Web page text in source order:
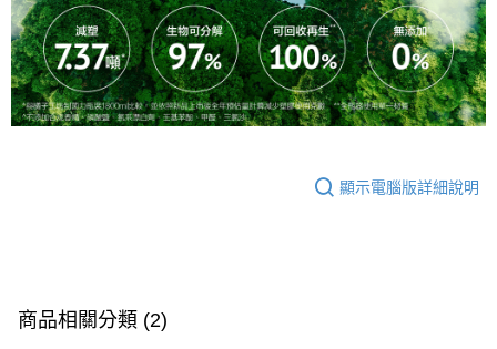
顯示電腦版詳細說明
商品相關分類 (2)